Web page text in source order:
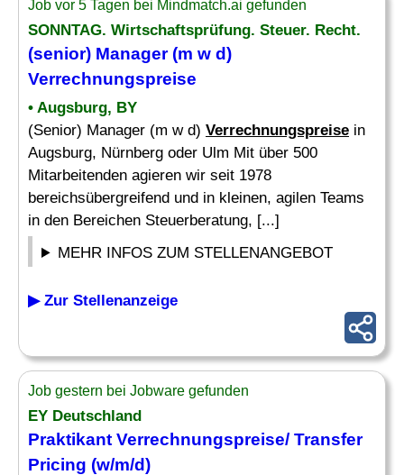
Job vor 5 Tagen bei Mindmatch.ai gefunden
SONNTAG. Wirtschaftsprüfung. Steuer. Recht.
(senior) Manager (m w d)
Verrechnungspreise
• Augsburg, BY
(Senior) Manager (m w d) Verrechnungspreise in
Augsburg, Nürnberg oder Ulm Mit über 500
Mitarbeitenden agieren wir seit 1978
bereichsübergreifend und in kleinen, agilen Teams
in den Bereichen Steuerberatung, [...]
MEHR INFOS ZUM STELLENANGEBOT
▶ Zur Stellenanzeige
Job gestern bei Jobware gefunden
EY Deutschland
Praktikant Verrechnungspreise/ Transfer
Pricing (w/m/d)